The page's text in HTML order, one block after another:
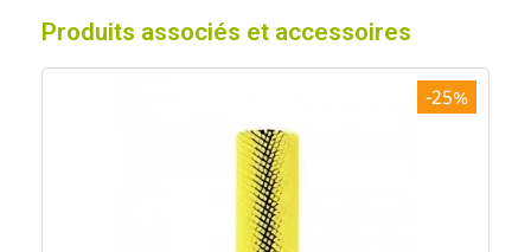
Produits associés et accessoires
-25%